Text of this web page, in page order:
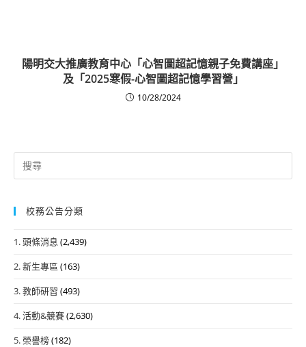
陽明交大推廣教育中心「心智圖超記憶親子免費講座」
及「2025寒假-心智圖超記憶學習營」
10/28/2024
Search
for:
校務公告分類
1. 頭條消息 (2,439)
2. 新生專區 (163)
3. 教師研習 (493)
4. 活動&競賽(2,630)
5. 榮譽榜(182)